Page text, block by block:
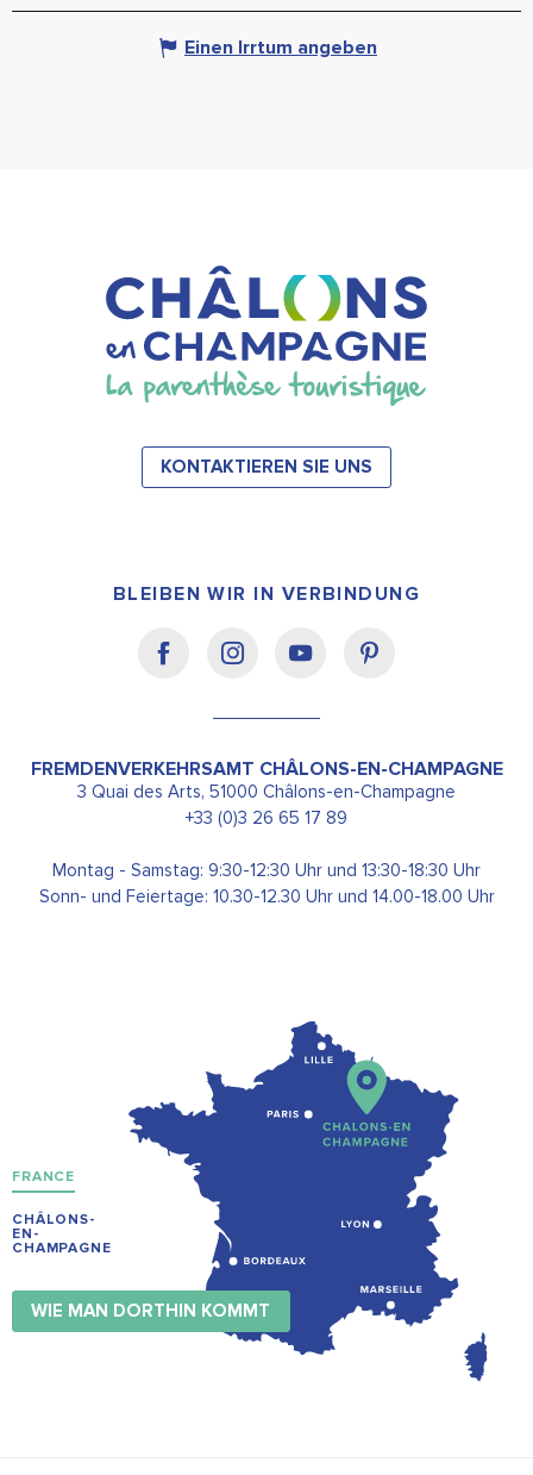
Einen Irrtum angeben
KONTAKTIEREN SIE UNS
BLEIBEN WIR IN VERBINDUNG
FREMDENVERKEHRSAMT CHÂLONS-EN-CHAMPAGNE
3 Quai des Arts, 51000 Châlons-en-Champagne
+33 (0)3 26 65 17 89
Montag - Samstag: 9:30-12:30 Uhr und 13:30-18:30 Uhr
Sonn- und Feiertage: 10.30-12.30 Uhr und 14.00-18.00 Uhr
FRANCE
CHÂLONS-
EN-
CHAMPAGNE
WIE MAN DORTHIN KOMMT